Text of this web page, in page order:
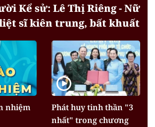
Kể sử: Lê Thị Riêng - Nữ
sĩ kiên trung, bất khuất
nhiệm
Phát huy tinh thần "3
nhất" trong chương